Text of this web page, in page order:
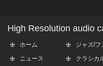
High Resolution audio
ホーム
ニュース
ジャズ/フ
クラシカ